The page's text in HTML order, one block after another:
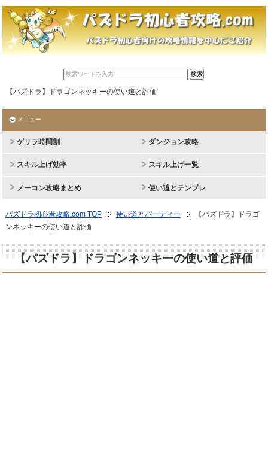
【パズドラ】ドラゴンネッキーの使い道と評価
メニュー
ゲリラ時間割 ダンジョン攻略
スキル上げ効率 スキル上げ一覧
ノーコン攻略まとめ 使い道とテンプレ
パズドラ初心者攻略.com TOP 使い道とパーティー
【パズドラ】ドラゴ
ンネッキーの使い道と評価
【パズドラ】ドラゴンネッキーの使い道と評価